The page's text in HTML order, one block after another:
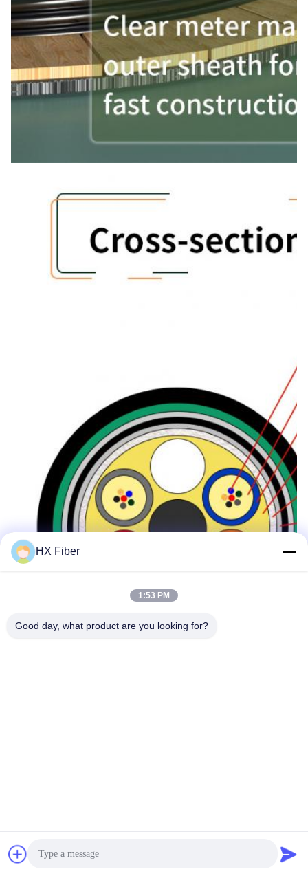
HX Fiber
1:53 PM
Good day, what product are you looking for?